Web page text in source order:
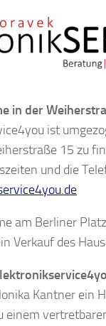
in der
ist
15 zu
und die
am Berliner
Verkauf des
Kantner ein
einem